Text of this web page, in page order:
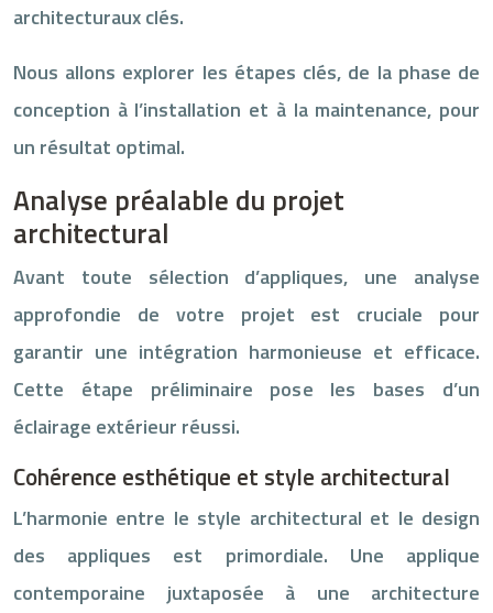
architecturaux clés.
Nous allons explorer les étapes clés, de la phase de
conception à l’installation et à la maintenance, pour
un résultat optimal.
Analyse préalable du projet
architectural
Avant toute sélection d’appliques, une analyse
approfondie de votre projet est cruciale pour
garantir une intégration harmonieuse et efficace.
Cette étape préliminaire pose les bases d’un
éclairage extérieur réussi.
Cohérence esthétique et style architectural
L’harmonie entre le style architectural et le design
des appliques est primordiale. Une applique
contemporaine juxtaposée à une architecture